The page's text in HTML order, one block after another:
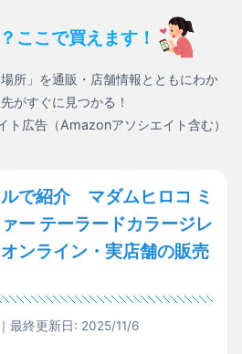
ここで買えます！
所」を通販・店舗情報とともにわか
がすぐに見つかる！
ト広告（Amazonアソシエイト含む）
で紹介 マダムヒロコ ミ
ー テーラードカラージレ
ンライン・実店舗の販売
｜最終更新日: 2025/11/6